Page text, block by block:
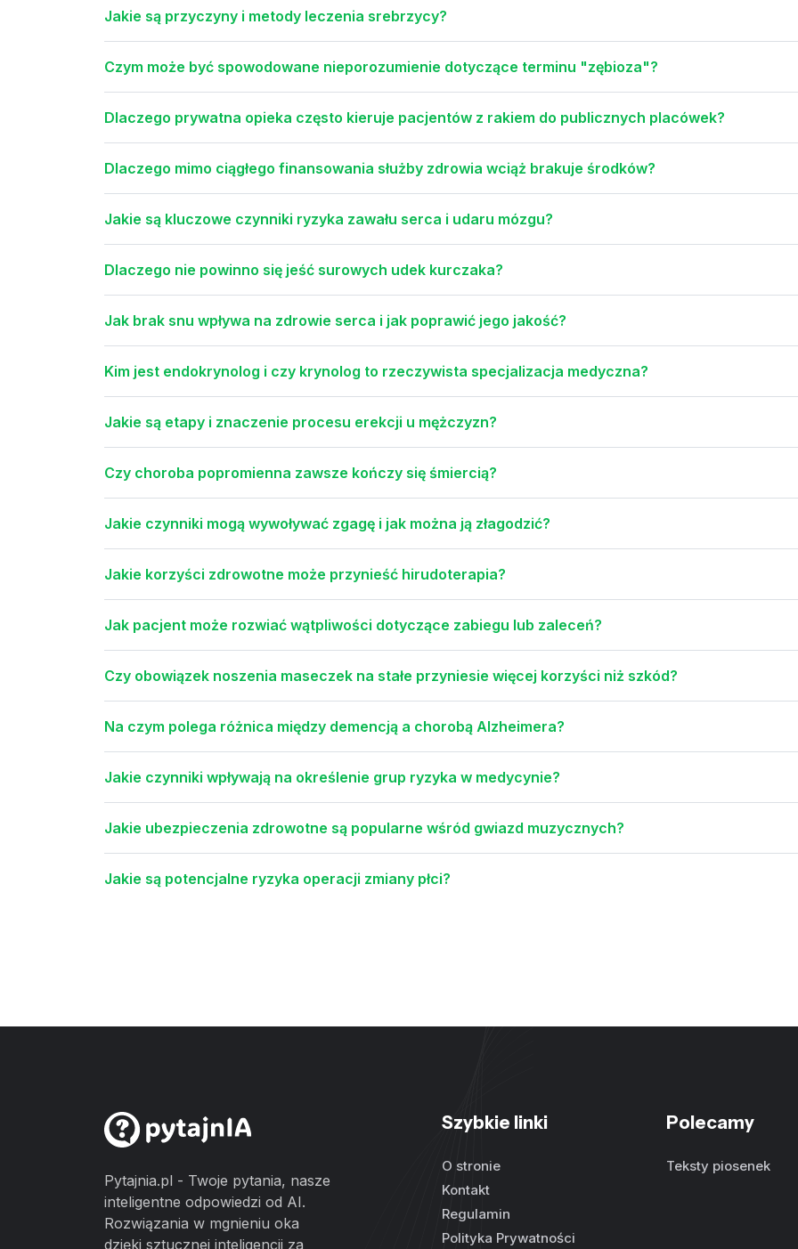
Jakie są przyczyny i metody leczenia srebrzycy?
Czym może być spowodowane nieporozumienie dotyczące terminu "zębioza"?
Dlaczego prywatna opieka często kieruje pacjentów z rakiem do publicznych placówek?
Dlaczego mimo ciągłego finansowania służby zdrowia wciąż brakuje środków?
Jakie są kluczowe czynniki ryzyka zawału serca i udaru mózgu?
Dlaczego nie powinno się jeść surowych udek kurczaka?
Jak brak snu wpływa na zdrowie serca i jak poprawić jego jakość?
Kim jest endokrynolog i czy krynolog to rzeczywista specjalizacja medyczna?
Jakie są etapy i znaczenie procesu erekcji u mężczyzn?
Czy choroba popromienna zawsze kończy się śmiercią?
Jakie czynniki mogą wywoływać zgagę i jak można ją złagodzić?
Jakie korzyści zdrowotne może przynieść hirudoterapia?
Jak pacjent może rozwiać wątpliwości dotyczące zabiegu lub zaleceń?
Czy obowiązek noszenia maseczek na stałe przyniesie więcej korzyści niż szkód?
Na czym polega różnica między demencją a chorobą Alzheimera?
Jakie czynniki wpływają na określenie grup ryzyka w medycynie?
Jakie ubezpieczenia zdrowotne są popularne wśród gwiazd muzycznych?
Jakie są potencjalne ryzyka operacji zmiany płci?
Pytajnia.pl - Twoje pytania, nasze
inteligentne odpowiedzi od AI.
Rozwiązania w mgnieniu oka
dzięki sztucznej inteligencji za
Szybkie linki
O stronie
Kontakt
Regulamin
Polityka Prywatności
Polecamy
Teksty piosenek